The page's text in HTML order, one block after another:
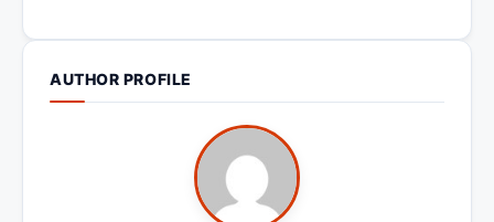
AUTHOR PROFILE